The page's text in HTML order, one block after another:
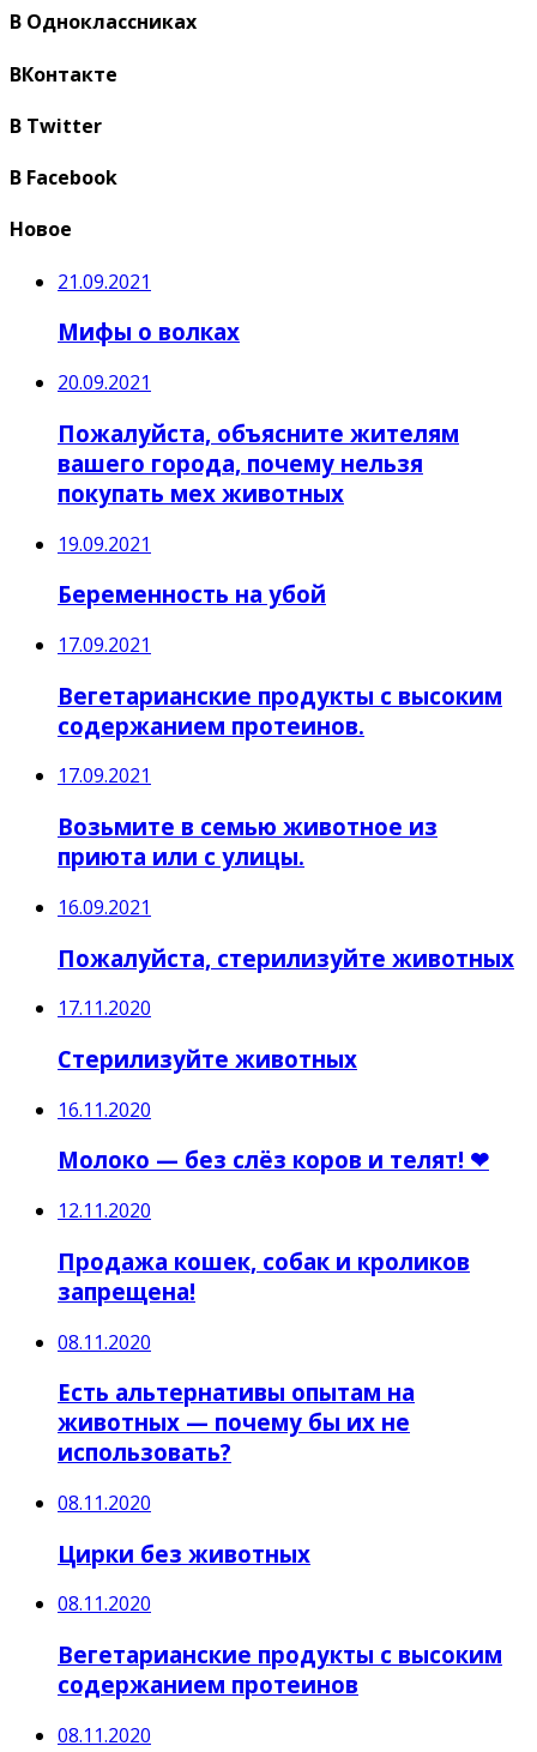
В Одноклассниках
ВКонтакте
В Twitter
В Facebook
Новое
21.09.2021
Мифы о волках
20.09.2021
Пожалуйста, объясните жителям
вашего города, почему нельзя
покупать мех животных
19.09.2021
Беременность на убой
17.09.2021
Вегетарианские продукты с высоким
содержанием протеинов.
17.09.2021
Возьмите в семью животное из
приюта или с улицы.
16.09.2021
Пожалуйста, стерилизуйте животных
17.11.2020
Стерилизуйте животных
16.11.2020
Молоко — без слёз коров и телят! ❤
12.11.2020
Продажа кошек, собак и кроликов
запрещена!
08.11.2020
Есть альтернативы опытам на
животных — почему бы их не
использовать?
08.11.2020
Цирки без животных
08.11.2020
Вегетарианские продукты с высоким
содержанием протеинов
08.11.2020